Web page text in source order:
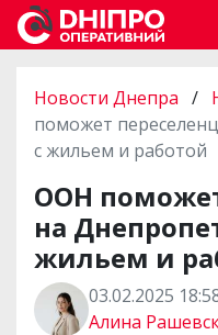
Новости Днепра /
поможет
с жильем и работой
ООН
на
жильем и
03.02.2025
Алина